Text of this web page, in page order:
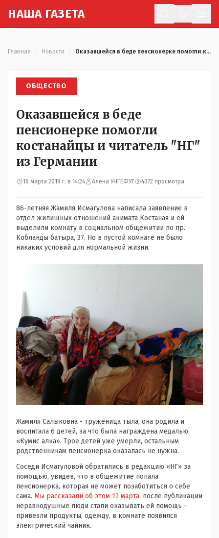
НАША ГАЗЕТА
Главная Новости Оказавшейся в беде пенсионерке помогли костанайцы и читатель "НГ" из Германии
ОБЩЕСТВО
Оказавшейся в беде
пенсионерке помогли
костанайцы и читатель "НГ"
из Германии
16 марта 2019 г. в 14:24 Алёна УНГЕФУГ 4072 просмотра
86-летняя Жамиля Исмагулова написала заявление в
отдел жилищных отношений акимата Костаная и ей
выделили комнату в социальном общежитии по пр.
Кобланды батыра, 37. Но в пустой комнате не было
никаких условий для нормальной жизни.
Жамиля Салыковна - труженица тыла, она родила и
воспитала 6 детей, за что была награждена медалью
«Кумис алка». Трое детей уже умерли, остальным
родственникам пенсионерка оказалась не нужна.
Соседи Исмагуловой обратились в редакцию «НГ» за
помощью, увидев, что в общежитие попала
пенсионерка, которая не может позаботиться о себе
сама. Мы рассказали об этом 12 марта, после публикации
неравнодушные люди стали оказывать ей помощь -
привезли продукты, одежду, в комнате появился
электрический чайник.